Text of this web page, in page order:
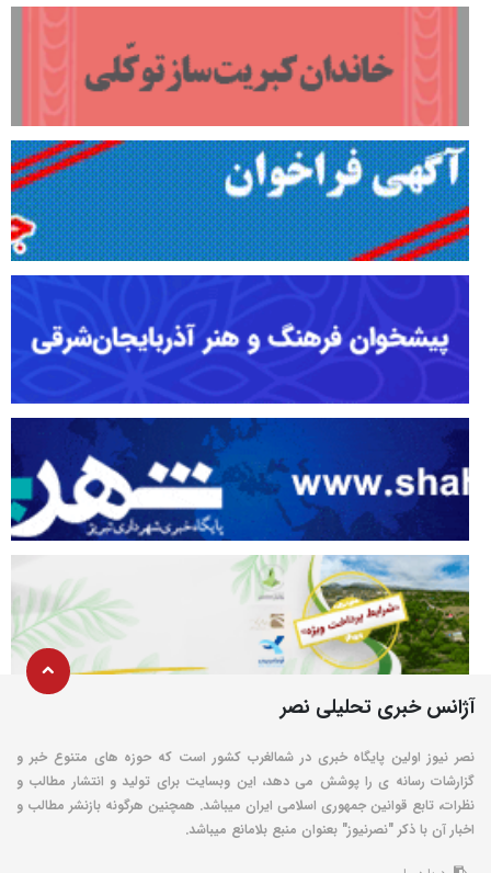
آژانس خبری تحلیلی نصر
نصر نیوز اولین پایگاه خبری در شمالغرب کشور است که حوزه های متنوع خبر و
گزارشات رسانه ی را پوشش می دهد، این وبسایت برای تولید و انتشار مطالب و
نظرات، تابع قوانین جمهوری اسلامی ایران میباشد. همچنین هرگونه بازنشر مطالب و
اخبار آن با ذکر "نصرنیوز" بعنوان منبع بلامانع میباشد.